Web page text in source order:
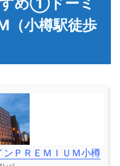
（小樽駅徒歩
ＰＲＥＭＩＵＭ小樽